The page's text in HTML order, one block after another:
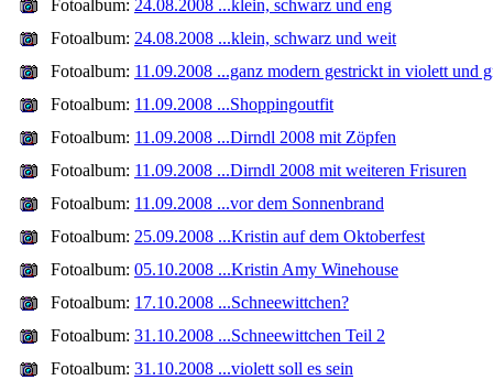
Fotoalbum: 24.08.2008 ...klein, schwarz und eng
Fotoalbum: 24.08.2008 ...klein, schwarz und weit
Fotoalbum: 11.09.2008 ...ganz modern gestrickt in violett und
Fotoalbum: 11.09.2008 ...Shoppingoutfit
Fotoalbum: 11.09.2008 ...Dirndl 2008 mit Zöpfen
Fotoalbum: 11.09.2008 ...Dirndl 2008 mit weiteren Frisuren
Fotoalbum: 11.09.2008 ...vor dem Sonnenbrand
Fotoalbum: 25.09.2008 ...Kristin auf dem Oktoberfest
Fotoalbum: 05.10.2008 ...Kristin Amy Winehouse
Fotoalbum: 17.10.2008 ...Schneewittchen?
Fotoalbum: 31.10.2008 ...Schneewittchen Teil 2
Fotoalbum: 31.10.2008 ...violett soll es sein